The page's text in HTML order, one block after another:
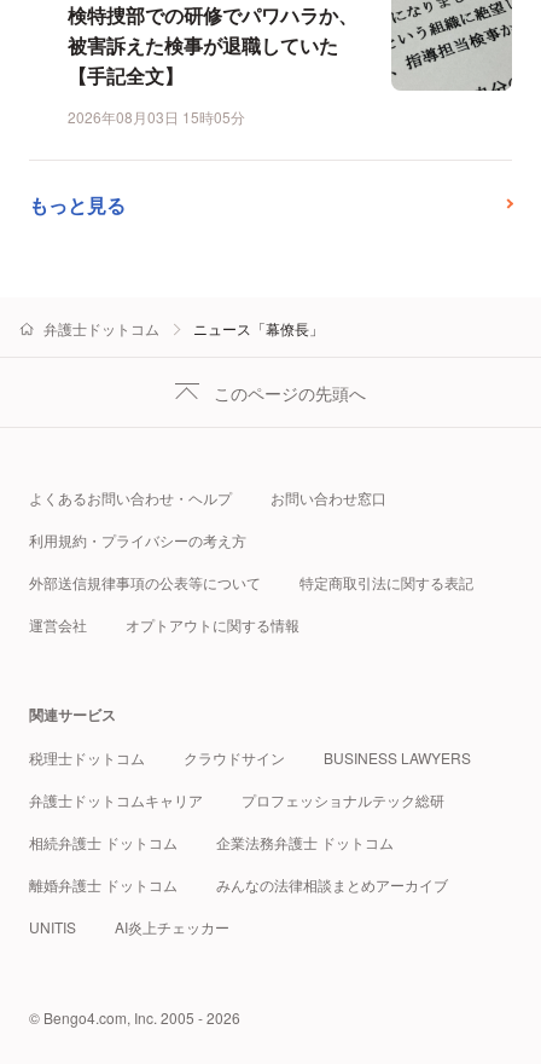
検特捜部での研修でパワハラか、
被害訴えた検事が退職していた
【手記全文】
2026年08月03日 15時05分
もっと見る
弁護士ドットコム ニュース「幕僚長」
このページの先頭へ
よくあるお問い合わせ・ヘルプ お問い合わせ窓口
利用規約・プライバシーの考え方
外部送信規律事項の公表等について 特定商取引法に関する表記
運営会社 オプトアウトに関する情報
関連サービス
税理士ドットコム クラウドサイン BUSINESS LAWYERS
弁護士ドットコムキャリア プロフェッショナルテック総研
相続弁護士 ドットコム 企業法務弁護士 ドットコム
離婚弁護士 ドットコム みんなの法律相談まとめアーカイブ
UNITIS AI炎上チェッカー
© Bengo4.com, Inc. 2005 - 2026